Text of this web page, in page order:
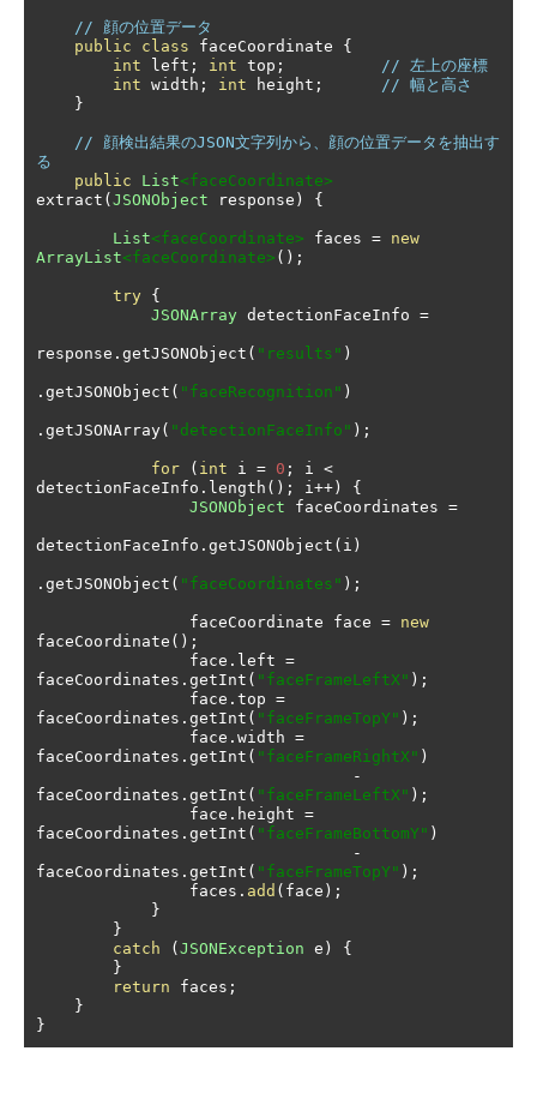
// 顔の位置データ
public
class faceCoordinate {
int left ; int top ;
// 左上の座標
int width ; int height ;
// 幅と高さ
}
// 顔検出結果のJSON文字列から、顔の位置データを抽出す
る
public
List<faceCoordinate>
extract ( JSONObject response ) {
List<faceCoordinate> faces = new
ArrayList<faceCoordinate> ();
try
{
JSONArray detectionFaceInfo =
response . getJSONObject ( "results" )
. getJSONObject ( "faceRecognition" )
. getJSONArray( "detectionFaceInfo" );
for ( int i = 0 ; i <
detectionFaceInfo . length (); i++)
{
JSONObject faceCoordinates =
detectionFaceInfo . getJSONObject ( i )
. getJSONObject ( "faceCoordinates" );
                faceCoordinate face
= new
faceCoordinate ();
                face
. left =
faceCoordinates . getInt ( "faceFrameLeftX" );
                face
. top =
faceCoordinates . getInt ( "faceFrameTopY" );
                face
. width =
faceCoordinates . getInt ( "faceFrameRightX" )
-
faceCoordinates . getInt ( "faceFrameLeftX" );
                face
. height =
faceCoordinates . getInt ( "faceFrameBottomY" )
-
faceCoordinates . getInt ( "faceFrameTopY" );
                faces
. add ( face );
}
}
catch
( JSONException e )
{
}
return faces ;
}
}